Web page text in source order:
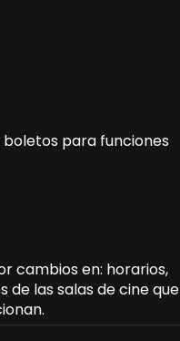
para funciones
cambios en: horarios,
de las salas de cine que